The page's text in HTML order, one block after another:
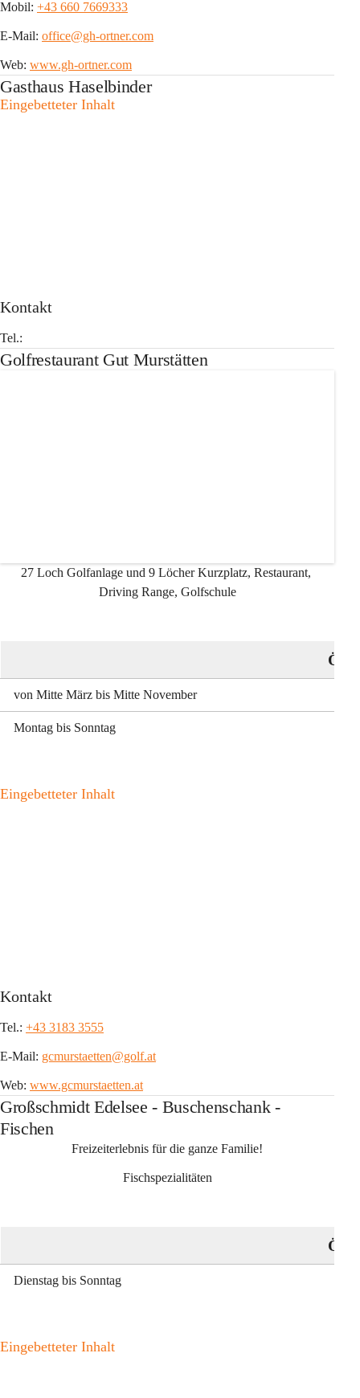
Mobil: +43 660 7669333
E-Mail: office@gh-ortner.com
Web: www.gh-ortner.com
Gasthaus Haselbinder
Eingebetteter Inhalt
Kontakt
Tel.:
Golfrestaurant Gut Murstätten
27 Loch Golfanlage und 9 Löcher Kurzplatz, Restaurant,
Driving Range, Golfschule
von Mitte März bis Mitte November
Montag bis Sonntag
Eingebetteter Inhalt
Kontakt
Tel.: +43 3183 3555
E-Mail: gcmurstaetten@golf.at
Web: www.gcmurstaetten.at
Großschmidt Edelsee - Buschenschank -
Fischen
Freizeiterlebnis für die ganze Familie!
Fischspezialitäten
Dienstag bis Sonntag
Eingebetteter Inhalt